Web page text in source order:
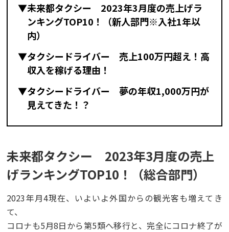
▼未来都タクシー 2023年3月度の売上げラ
ンキングTOP10！（新人部門※入社1年以
内）
▼タクシードライバー 売上100万円超え！高
収入を稼げる理由！
▼タクシードライバー 夢の年収1,000万円が
見えてきた！？
未来都タクシー 2023年3月度の売上
げランキングTOP10！（総合部門）
2023年月4現在、いよいよ外国からの観光客も増えてき
て、
コロナも5月8日から第5類へ移行と、完全にコロナ終了が